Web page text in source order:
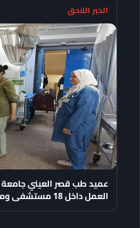
الخبر اللاحق
عميد طب قصر العيني جامعة
العمل داخل 18 مستشفى ومركزًا طبيًا خلال عطلة عيد الأضحى